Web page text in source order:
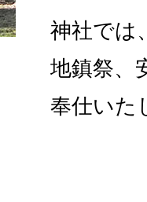
神社では
地鎮祭、
奉仕いた